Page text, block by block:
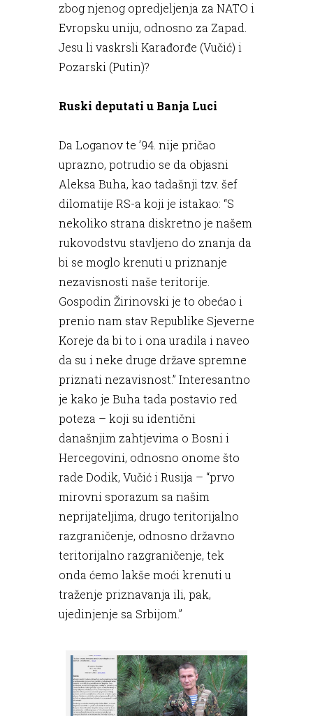
zbog njenog opredjeljenja za NATO i
Evropsku uniju, odnosno za Zapad.
Jesu li vaskrsli Karađorđe (Vučić) i
Pozarski (Putin)?
Ruski deputati u Banja Luci
Da Loganov te ’94. nije pričao
uprazno, potrudio se da objasni
Aleksa Buha, kao tadašnji tzv. šef
dilomatije RS-a koji je istakao: “S
nekoliko strana diskretno je našem
rukovodstvu stavljeno do znanja da
bi se moglo krenuti u priznanje
nezavisnosti naše teritorije.
Gospodin Žirinovski je to obećao i
prenio nam stav Republike Sjeverne
Koreje da bi to i ona uradila i naveo
da su i neke druge države spremne
priznati nezavisnost.” Interesantno
je kako je Buha tada postavio red
poteza – koji su identični
današnjim zahtjevima o Bosni i
Hercegovini, odnosno onome što
rade Dodik, Vučić i Rusija – “prvo
mirovni sporazum sa našim
neprijateljima, drugo teritorijalno
razgraničenje, odnosno državno
teritorijalno razgraničenje, tek
onda ćemo lakše moći krenuti u
traženje priznavanja ili, pak,
ujedinjenje sa Srbijom.”